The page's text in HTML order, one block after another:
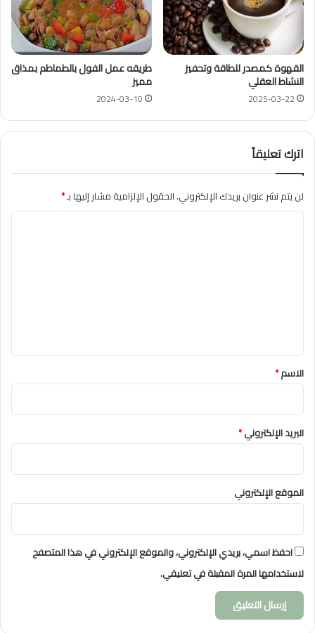
القهوة كمصدر للطاقة وتحفيز
النشاط العقلي
2025-03-22
طريقه عمل الفول بالطماطم بمذاق
مميز
2024-03-10
اترك تعليقاً
لن يتم نشر عنوان بريدك الإلكتروني.الحقول الإلزامية مشار إليها بـ*
*
الاسم*
البريد الإلكتروني*
الموقع الإلكتروني
احفظ اسمي، بريدي الإلكتروني، والموقع الإلكتروني في هذا المتصفح
لاستخدامها المرة المقبلة في تعليقي.